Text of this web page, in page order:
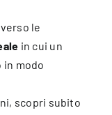
le
in cui un
modo
scopri subito